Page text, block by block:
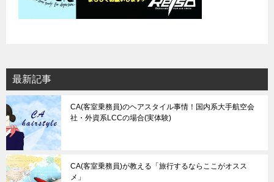
最新記事
CA(客室乗務員)のヘアスタイル事情！国内系大手航空会
社・外資系LCCの場合(実体験)
CA(客室乗務員)が教える「旅行するならここがオスス
メ」